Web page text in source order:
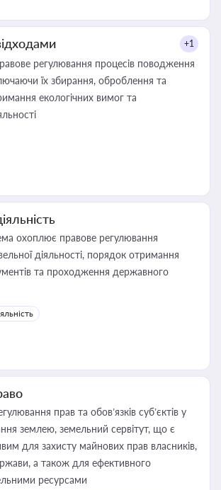
+1
регулювання процесів поводження
їх збирання, оброблення та
екологічних вимог та
охоплює правове регулювання
діяльності, порядок отримання
та проходження державного
прав та обов’язків суб’єктів у
землею, земельний сервітут, що є
для захисту майнових прав власників,
а також для ефективного
ресурсами